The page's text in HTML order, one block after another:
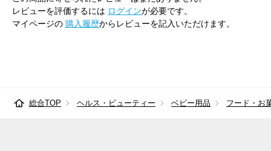
レビューを評価するには ログインが必要です。
マイページの 購入履歴からレビューを記入いただけます。
総合TOP ヘルス・ビューティー ベビー用品 フード・お